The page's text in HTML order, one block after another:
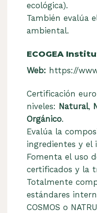
ecológica).
También evalúa
ambiental.
ECOGEA
Web: https://
Certificación
niveles: Natural,
Orgánico.
Evalúa la
ingredientes y el
Fomenta el uso
certificados y la
Totalmente
estándares
COSMOS o